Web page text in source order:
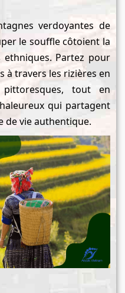
verdoyantes de
le souffle côtoient la
Partez pour
à travers les rizières en
tout en
qui partagent
de vie authentique.